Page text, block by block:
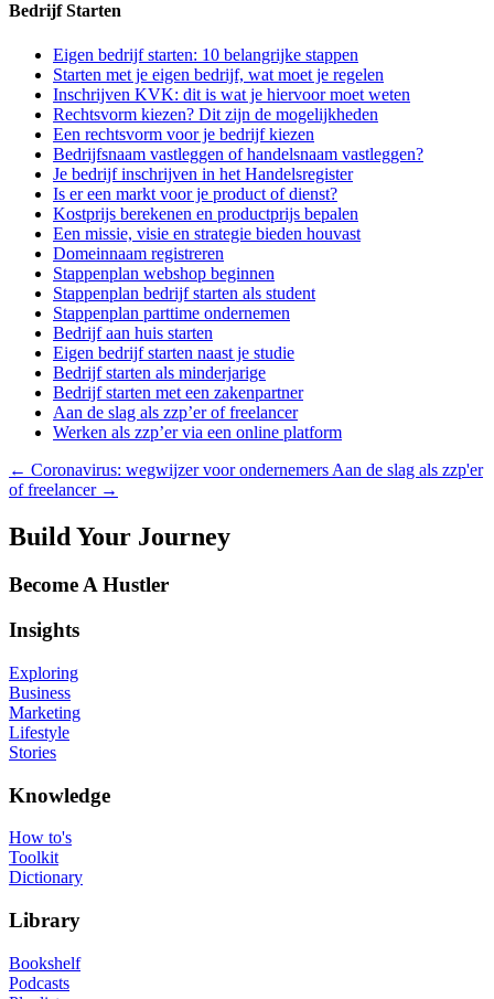
Bedrijf Starten
Eigen bedrijf starten: 10 belangrijke stappen
Starten met je eigen bedrijf, wat moet je regelen
Inschrijven KVK: dit is wat je hiervoor moet weten
Rechtsvorm kiezen? Dit zijn de mogelijkheden
Een rechtsvorm voor je bedrijf kiezen
Bedrijfsnaam vastleggen of handelsnaam vastleggen?
Je bedrijf inschrijven in het Handelsregister
Is er een markt voor je product of dienst?
Kostprijs berekenen en productprijs bepalen
Een missie, visie en strategie bieden houvast
Domeinnaam registreren
Stappenplan webshop beginnen
Stappenplan bedrijf starten als student
Stappenplan parttime ondernemen
Bedrijf aan huis starten
Eigen bedrijf starten naast je studie
Bedrijf starten als minderjarige
Bedrijf starten met een zakenpartner
Aan de slag als zzp’er of freelancer
Werken als zzp’er via een online platform
← Coronavirus: wegwijzer voor ondernemers Aan de slag als zzp'er
of freelancer→
Build Your Journey
Become A Hustler
Insights
Exploring
Business
Marketing
Lifestyle
Stories
Knowledge
How to's
Toolkit
Dictionary
Library
Bookshelf
Podcasts